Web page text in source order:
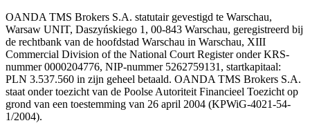
OANDA TMS Brokers S.A. statutair gevestigd te Warschau,
Warsaw UNIT, Daszyńskiego 1, 00-843 Warschau, geregistreerd bij
de rechtbank van de hoofdstad Warschau in Warschau, XIII
Commercial Division of the National Court Register onder KRS-
nummer 0000204776, NIP-nummer 5262759131, startkapitaal:
PLN 3.537.560 in zijn geheel betaald. OANDA TMS Brokers S.A.
staat onder toezicht van de Poolse Autoriteit Financieel Toezicht op
grond van een toestemming van 26 april 2004 (KPWiG-4021-54-
1/2004).